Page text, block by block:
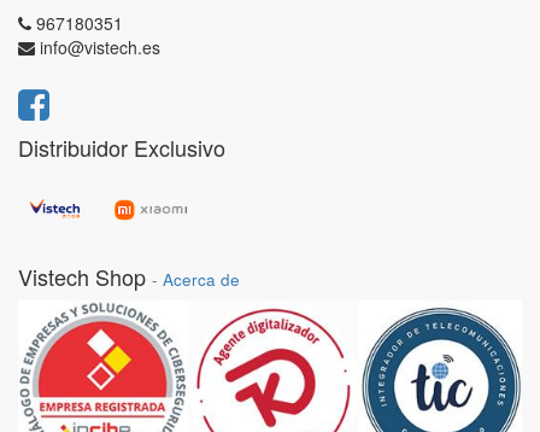
967180351
info@vistech.es
Distribuidor Exclusivo
Vistech Shop - Acerca de